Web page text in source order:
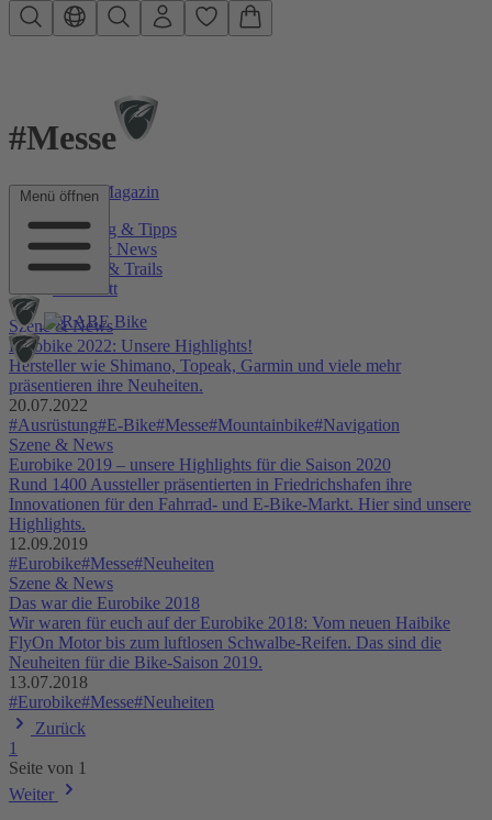
Zum Hauptinhalt springen
Menü öffnen
#Messe
RABE Bike Magazin
Beratung & Tipps
Szene & News
Touren & Trails
Werkstatt
Szene & News
Eurobike 2022: Unsere Highlights!
Hersteller wie Shimano, Topeak, Garmin und viele mehr
präsentieren ihre Neuheiten.
20.07.2022
#Ausrüstung#E-Bike#Messe#Mountainbike#Navigation
Szene & News
Eurobike 2019 – unsere Highlights für die Saison 2020
Rund 1400 Aussteller präsentierten in Friedrichshafen ihre
Innovationen für den Fahrrad- und E-Bike-Markt. Hier sind unsere
Highlights.
12.09.2019
#Eurobike#Messe#Neuheiten
Szene & News
Das war die Eurobike 2018
Wir waren für euch auf der Eurobike 2018: Vom neuen Haibike
FlyOn Motor bis zum luftlosen Schwalbe-Reifen. Das sind die
Neuheiten für die Bike-Saison 2019.
13.07.2018
#Eurobike#Messe#Neuheiten
Zurück
1
Seite von 1
Weiter